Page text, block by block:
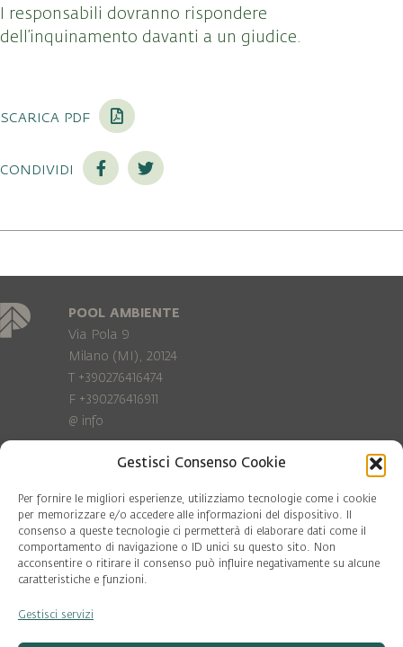
Gestisci Consenso Cookie
Per fornire le migliori esperienze, utilizziamo tecnologie come i cookie
per memorizzare e/o accedere alle informazioni del dispositivo. Il
consenso a queste tecnologie ci permetterà di elaborare dati come il
comportamento di navigazione o ID unici su questo sito. Non
acconsentire o ritirare il consenso può influire negativamente su alcune
caratteristiche e funzioni.
Gestisci servizi
I responsabili dovranno rispondere
dell’inquinamento davanti a un giudice.
scarica pdf
condividi
POOL AMBIENTE
Via Pola 9
Milano (MI), 20124
T +390276416474
F +390276416911
@ info
Privacy Policy
Cookie policy
COD. FISC. 97081560159
P.IVA 06375640965
© Pool Ambiente 2026
DESIGN & DEVELOPMENT by